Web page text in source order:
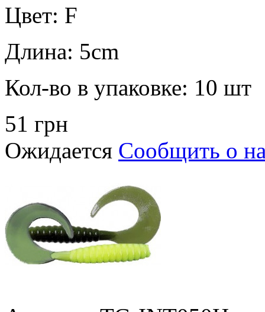
Цвет: F
Длина: 5cm
Кол-во в упаковке: 10 шт
51 грн
Ожидается Сообщить о